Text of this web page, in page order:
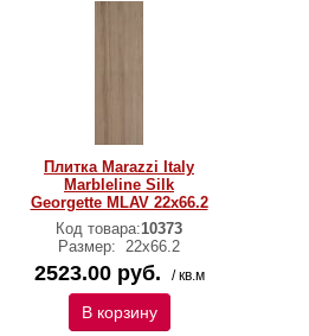
Плитка Marazzi Italy
Marbleline Silk
Georgette MLAV 22х66.2
Код товара:10373
Размер: 22х66.2
2523.00 руб. / кв.м
В корзину